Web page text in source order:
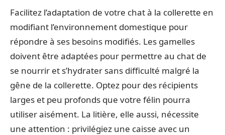
Facilitez l’adaptation de votre chat à la collerette en
modifiant l’environnement domestique pour
répondre à ses besoins modifiés. Les gamelles
doivent être adaptées pour permettre au chat de
se nourrir et s’hydrater sans difficulté malgré la
gêne de la collerette. Optez pour des récipients
larges et peu profonds que votre félin pourra
utiliser aisément. La litière, elle aussi, nécessite
une attention : privilégiez une caisse avec un